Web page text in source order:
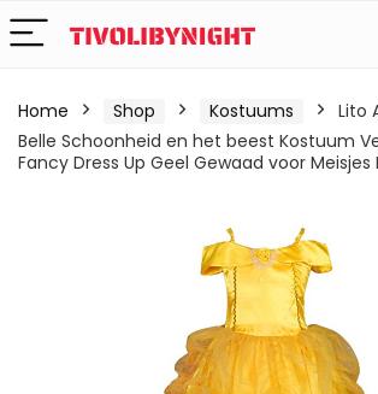
Home Shop Kostuums
Lito
Belle Schoonheid en het beest Kostuum
Fancy Dress Up Geel Gewaad voor Meisjes